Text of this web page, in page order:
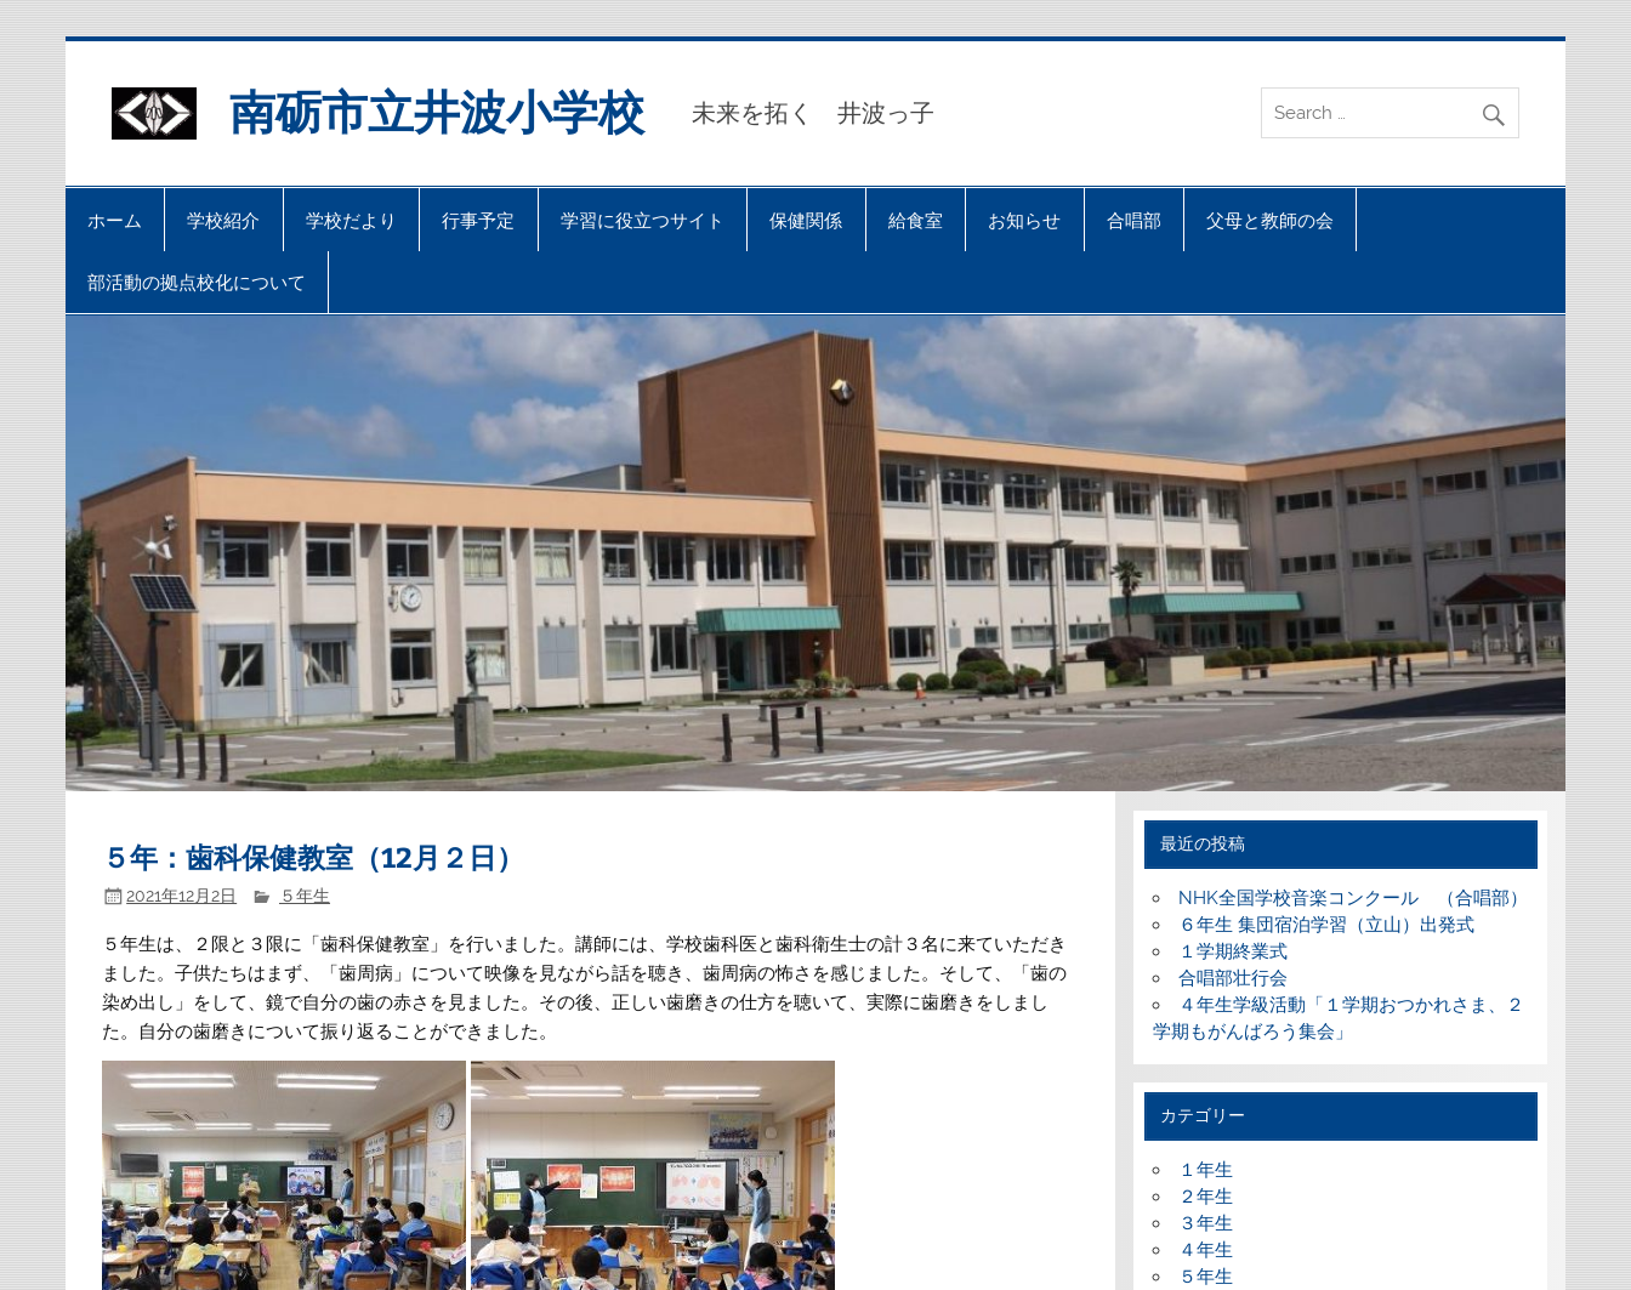
南砺市立井波小学校 未来を拓く 井波っ子
ホーム 学校紹介 学校だより 行事予定 学習に役立つサイト 保健関係 給食室 お知らせ 合唱部 父母と教師の会
部活動の拠点校化について
５年：歯科保健教室（12月２日）
2021年12月2日 ５年生
５年生は、２限と３限に「歯科保健教室」を行いました。講師には、学校歯科医と歯科衛生士の計３名に来ていただき
ました。子供たちはまず、「歯周病」について映像を見ながら話を聴き、歯周病の怖さを感じました。そして、「歯の
染め出し」をして、鏡で自分の歯の赤さを見ました。その後、正しい歯磨きの仕方を聴いて、実際に歯磨きをしまし
た。自分の歯磨きについて振り返ることができました。
最近の投稿
NHK全国学校音楽コンクール （合唱部）
６年生 集団宿泊学習（立山）出発式
１学期終業式
合唱部壮行会
４年生学級活動「１学期おつかれさま、２
学期もがんばろう集会」
カテゴリー
１年生
２年生
３年生
４年生
５年生